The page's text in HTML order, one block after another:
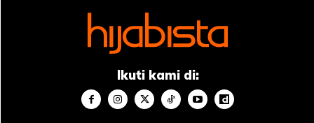
CENDAWAN RANGUP BY
SHOPEE MY
[500g – 1kg] Frozen Halal
Ikuti kami di: